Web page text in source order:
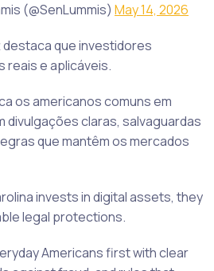
(@SenLummis) May 14, 2026
que investidores
reais e aplicáveis.
os americanos comuns em
divulgações claras, salvaguardas
que mantêm os mercados
invests in digital assets, they
legal protections.
Americans first with clear